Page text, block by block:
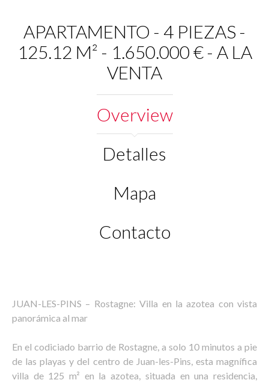
APARTAMENTO - 4 PIEZAS -
125.12 M² - 1.650.000 € - A LA
VENTA
Overview
Detalles
Mapa
Contacto
JUAN-LES-PINS – Rostagne: Villa en la azotea con vista
panorámica al mar
En el codiciado barrio de Rostagne, a solo 10 minutos a pie
de las playas y del centro de Juan-les-Pins, esta magnífica
villa de 125 m² en la azotea, situada en una residencia,